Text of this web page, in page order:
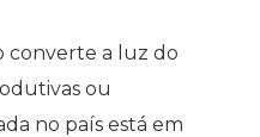
converte a luz do
ou
no país está em